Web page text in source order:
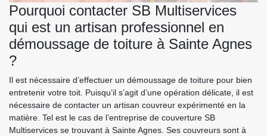
Pourquoi contacter SB Multiservices
qui est un artisan professionnel en
démoussage de toiture à Sainte Agnes
?
Il est nécessaire d’effectuer un démoussage de toiture pour bien
entretenir votre toit. Puisqu’il s’agit d’une opération délicate, il est
nécessaire de contacter un artisan couvreur expérimenté en la
matière. Tel est le cas de l’entreprise de couverture SB
Multiservices se trouvant à Sainte Agnes. Ses couvreurs sont à